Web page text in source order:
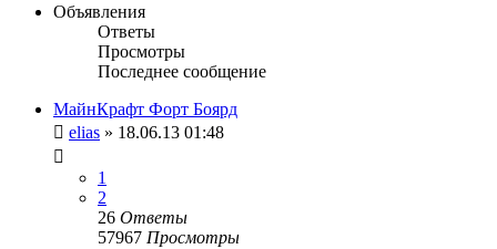
Объявления
Ответы
Просмотры
Последнее сообщение
МайнКрафт Форт Боярд
elias » 18.06.13 01:48
1
2
26 Ответы
57967 Просмотры